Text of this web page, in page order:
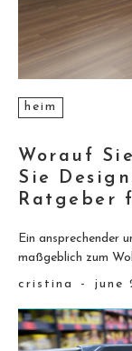
heim
Worauf
Sie
Ratgeber
Ein ansprechender
maßgeblich zum
cristina
- june